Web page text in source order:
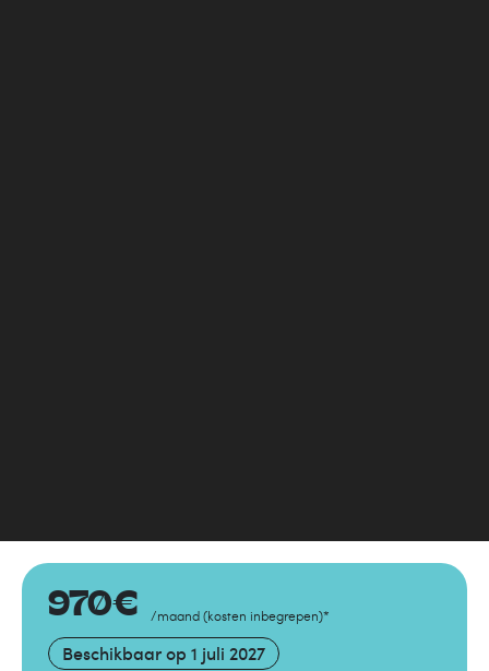
970€ /maand (kosten inbegrepen)*
Beschikbaar op 1 juli 2027